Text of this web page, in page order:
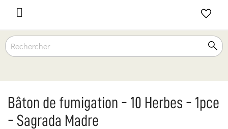

Bâton de fumigation - 10 Herbes - 1pce
- Sagrada Madre